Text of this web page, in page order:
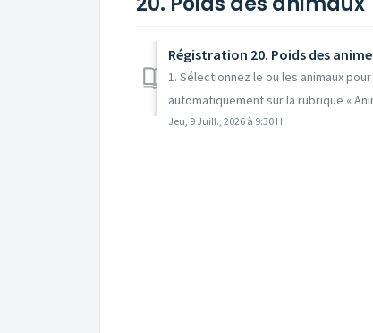
Régistration 20. Poids des
1. Sélectionnez le ou les animaux
automatiquement sur la rubrique «
Jeu, 9 Juill., 2026 à 9:30 H